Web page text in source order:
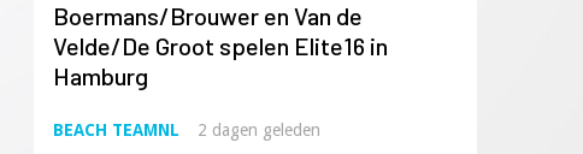
Boermans/Brouwer en Van de
Velde/De Groot spelen Elite16 in
Hamburg
BEACH TEAMNL 2 dagen geleden